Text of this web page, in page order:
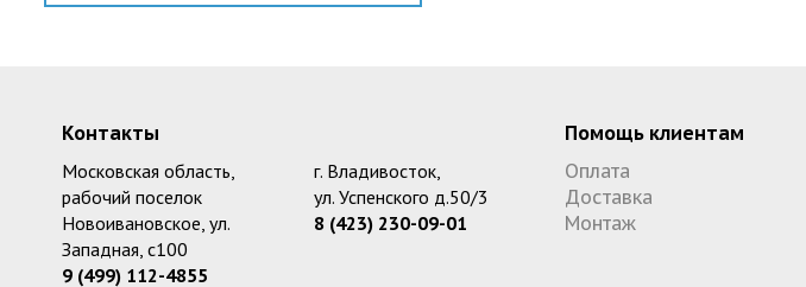
Контакты
Московская область,
рабочий поселок
Новоивановское, ул.
Западная, с100
9 (499) 112-4855
г. Владивосток,
ул. Успенского д.50/3
8 (423) 230-09-01
Помощь клиентам
Оплата
Доставка
Монтаж